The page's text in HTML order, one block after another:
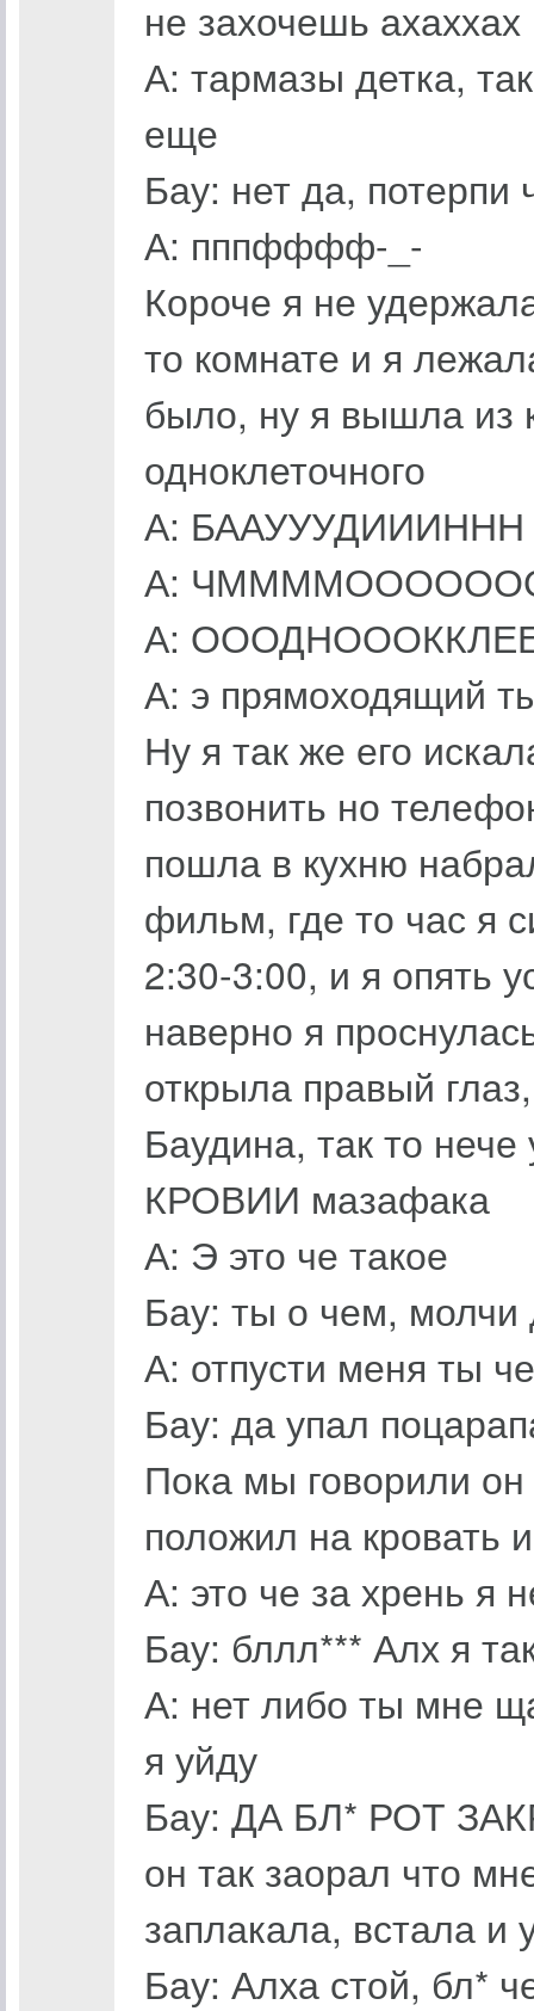
не захочешь ахаххах
А: тармазы детка,
еще
Бау: нет да,
А: пппфффф-_-
Короче я не
то комнате и я
было, ну я вышла из
одноклеточного
А: БААУУУДИИИННН
А:
А:
А: э прямоходящий
Ну я так же его
позвонить но
пошла в кухню
фильм, где то час я
2:30-3:00, и я опять
наверно я
открыла правый
Баудина, так то
КРОВИИ мазафака
А: Э это че такое
Бау: ты о чем, молчи
А: отпусти меня ты
Бау: да упал
Пока мы говорили
положил на кровать
А: это че за хрень я
Бау: бллл*** Алх я
А: нет либо ты мне
я уйду
Бау: ДА БЛ* РОТ
он так заорал что
заплакала, встала и
Бау: Алха стой, бл*